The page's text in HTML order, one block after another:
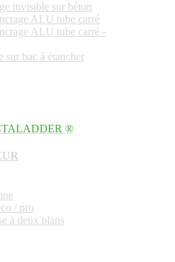
invisible sur béton
ALU tube carré
ALU tube carré -
sur bac à étancher
®
/ pro
à deux plans